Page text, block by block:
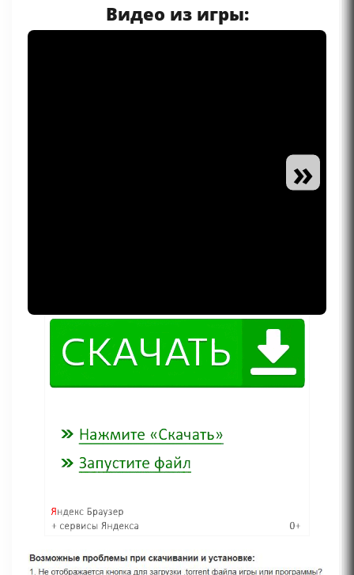
Видео из игры:
»